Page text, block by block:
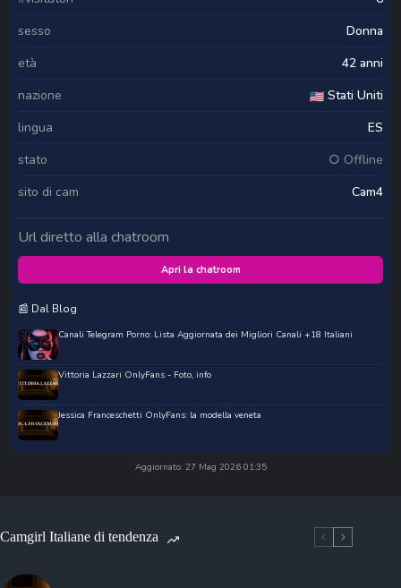
sesso
Donna
età
42 anni
nazione
Stati Uniti
lingua
ES
stato
○ Offline
sito di cam
Cam4
Url diretto alla chatroom
Apri la chatroom
📰 Dal Blog
Canali Telegram Porno: Lista Aggiornata dei Migliori Canali +18 Italiani
Vittoria Lazzari OnlyFans - Foto, info
Jessica Franceschetti OnlyFans: la modella veneta
Aggiornato: 27 Mag 2026 01:35
Camgirl Italiane di tendenza